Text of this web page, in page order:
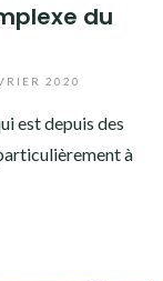
du
2020
est depuis des
à